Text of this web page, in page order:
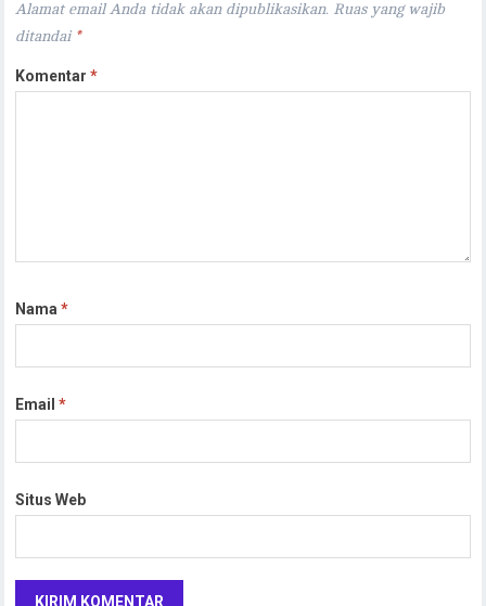
Alamat email Anda tidak akan dipublikasikan. Ruas yang wajib
ditandai *
Komentar*
Nama*
Email*
Situs Web